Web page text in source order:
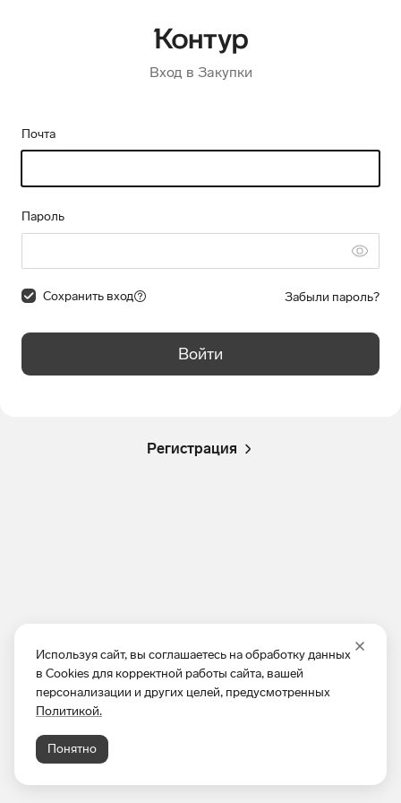
Используя сайт, вы соглашаетесь на обработку данных
в Cookies для корректной работы сайта, вашей
персонализации и других целей, предусмотренных
Политикой.
Понятно
Вход в Закупки
Почта
Пароль
Сохранить вход Забыли пароль?
Войти
Регистрация